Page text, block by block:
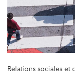
Relations sociales et